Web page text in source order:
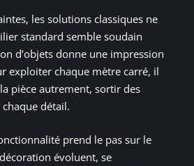
les solutions classiques ne
standard semble soudain
d’objets donne une impression
exploiter chaque mètre carré, il
pièce autrement, sortir des
détail.
prend le pas sur le
évoluent, se